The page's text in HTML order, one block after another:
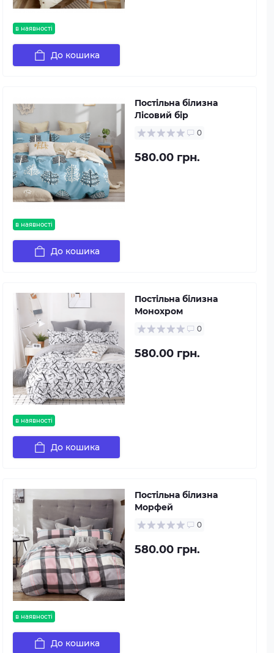
в наявності
До кошика
в наявності
Постільна білизна
Лісовий бір
0
580.00 грн.
До кошика
в наявності
Постільна білизна
Монохром
0
580.00 грн.
До кошика
в наявності
Постільна білизна
Морфей
0
580.00 грн.
До кошика